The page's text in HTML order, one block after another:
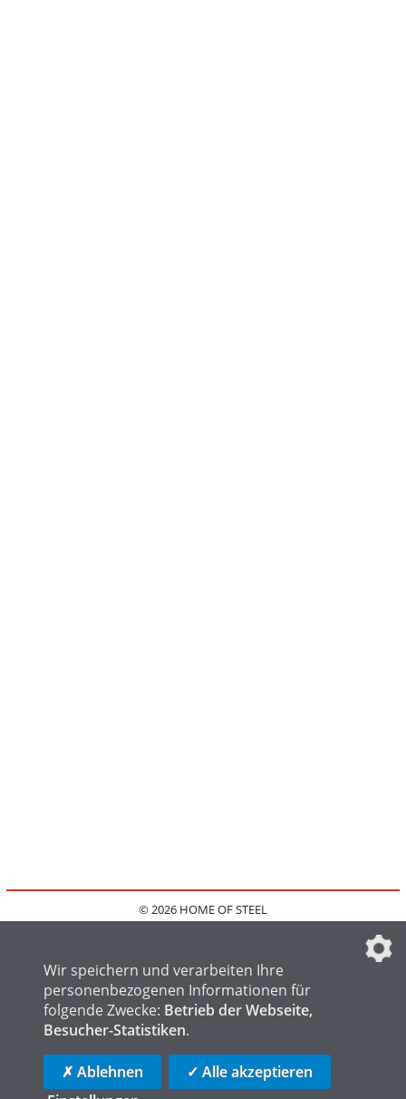
© 2026 HOME OF STEEL
IMPRESSUM
FAQ
DATENSCHUTZEINSTELLUNGEN
HOME OF WELDING
HOME OF LOGISTICS
Wir speichern und verarbeiten Ihre
personenbezogenen Informationen für
folgende Zwecke: Betrieb der Webseite,
Besucher-Statistiken.
✗ Ablehnen
✓ Alle akzeptieren